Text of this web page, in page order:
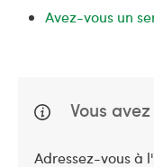
Avez-vous un
Vous
Adressez-vous à